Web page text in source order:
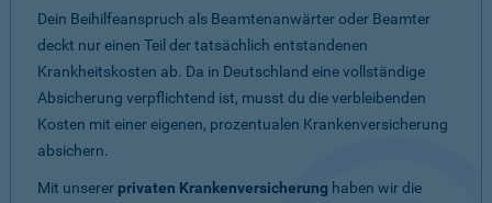
Dein Beihilfeanspruch als Beamtenanwärter oder Beamter
deckt nur einen Teil der tatsächlich entstandenen
Krankheitskosten ab. Da in Deutschland eine vollständige
Absicherung verpflichtend ist, musst du die verbleibenden
Kosten mit einer eigenen, prozentualen Krankenversicherung
absichern.
Mit unserer privaten Krankenversicherung haben wir die